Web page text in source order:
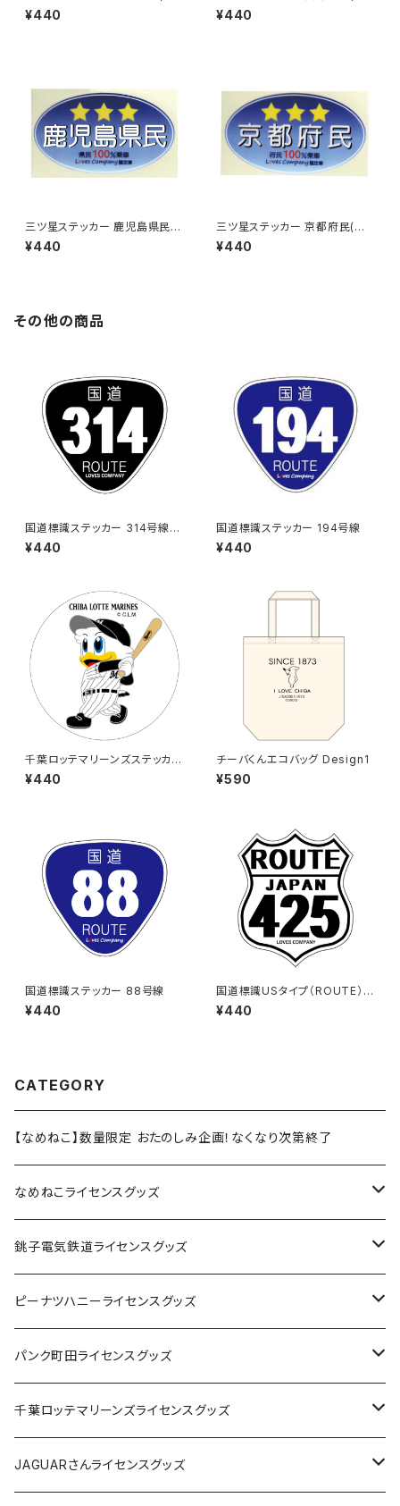
ルー)
¥440
ルー)
¥440
三ツ星ステッカー 鹿児島県民
(ブルー)
¥440
三ツ星ステッカー 京都府民(ブ
ルー)
¥440
その他の商品
国道標識ステッカー 314号線
（ブラック）
¥440
国道標識ステッカー 194号線
¥440
千葉ロッテマリーンズステッカー
8
¥440
チーバくんエコバッグ Design1
¥590
国道標識ステッカー 88号線
¥440
国道標識USタイプ（ROUTE）ス
テッカー 425号線（ホワイト）
¥440
CATEGORY
【なめねこ】数量限定 おたのしみ企画！なくなり次第終了
なめねこライセンスグッズ
Tシャツ
キャップ
ステッカー
缶バッジ
ホテルキーホルダー
銚子電気鉄道ライセンスグッズ
ステッカー
缶バッジ
アクリルキーホルダー
ホテルキーホルダー
ピーナツハニーライセンスグッズ
Tシャツ
キャップ
バッグ
パンク町田ライセンスグッズ
Tシャツ
キャップ
千葉ロッテマリーンズライセンスグッズ
ステッカー
JAGUARさんライセンスグッズ